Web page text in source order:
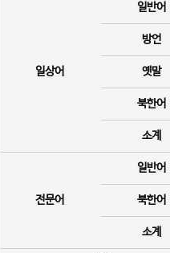
일상어
일반어
방언
옛말
북한어
소계
전문어
일반어
북한어
소계